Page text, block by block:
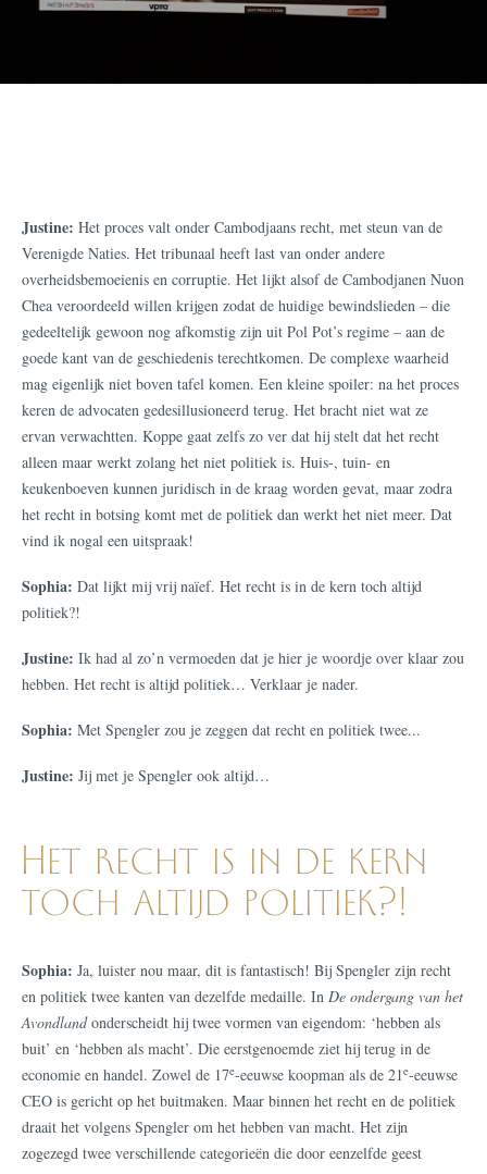
Justine: Het proces valt onder Cambodjaans recht, met steun van de
Verenigde Naties. Het tribunaal heeft last van onder andere
overheidsbemoeienis en corruptie. Het lijkt alsof de Cambodjanen Nuon
Chea veroordeeld willen krijgen zodat de huidige bewindslieden – die
gedeeltelijk gewoon nog afkomstig zijn uit Pol Pot’s regime – aan de
goede kant van de geschiedenis terechtkomen. De complexe waarheid
mag eigenlijk niet boven tafel komen. Een kleine spoiler: na het proces
keren de advocaten gedesillusioneerd terug. Het bracht niet wat ze
ervan verwachtten. Koppe gaat zelfs zo ver dat hij stelt dat het recht
alleen maar werkt zolang het niet politiek is. Huis-, tuin- en
keukenboeven kunnen juridisch in de kraag worden gevat, maar zodra
het recht in botsing komt met de politiek dan werkt het niet meer. Dat
vind ik nogal een uitspraak!
Sophia: Dat lijkt mij vrij naïef. Het recht is in de kern toch altijd
politiek?!
Justine: Ik had al zo’n vermoeden dat je hier je woordje over klaar zou
hebben. Het recht is altijd politiek… Verklaar je nader.
Sophia: Met Spengler zou je zeggen dat recht en politiek twee...
Justine: Jij met je Spengler ook altijd…
Het recht is in de kern
toch altijd politiek?!
Sophia: Ja, luister nou maar, dit is fantastisch! Bij Spengler zijn recht
en politiek twee kanten van dezelfde medaille. In De ondergang van het
Avondlandonderscheidt hij twee vormen van eigendom: ‘hebben als
buit’ en ‘hebben als macht’. Die eerstgenoemde ziet hij terug in de
economie en handel. Zowel de 17e-eeuwse koopman als de 21e-eeuwse
CEO is gericht op het buitmaken. Maar binnen het recht en de politiek
draait het volgens Spengler om het hebben van macht. Het zijn
zogezegd twee verschillende categorieën die door eenzelfde geest